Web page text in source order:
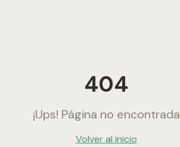
404
¡Ups! Página no encontrada
Volver al inicio